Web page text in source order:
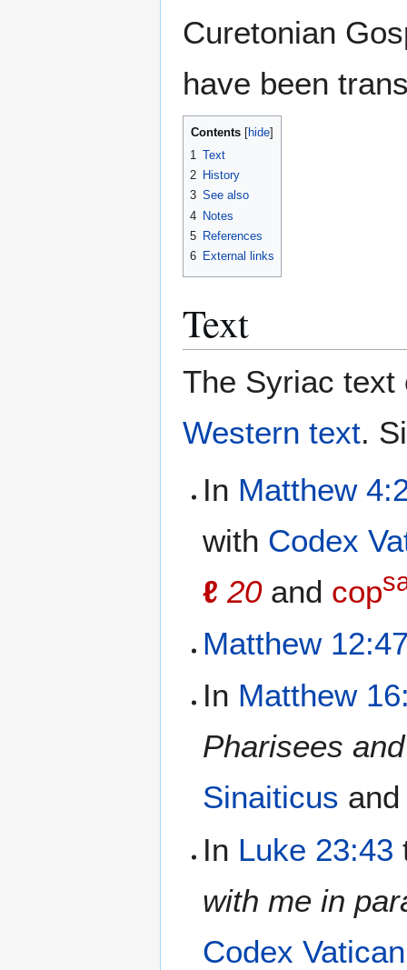
Curetonian
have been
Contents
1 Text
2 History
3 See also
4 Notes
5 References
6 External links
Text
The Syriac text
Western text.
In Matthew
with Codex
ℓ 20and cop
Matthew
In Matthew
Pharisees
Sinaiticus
In Luke 23:43
with me in
Codex